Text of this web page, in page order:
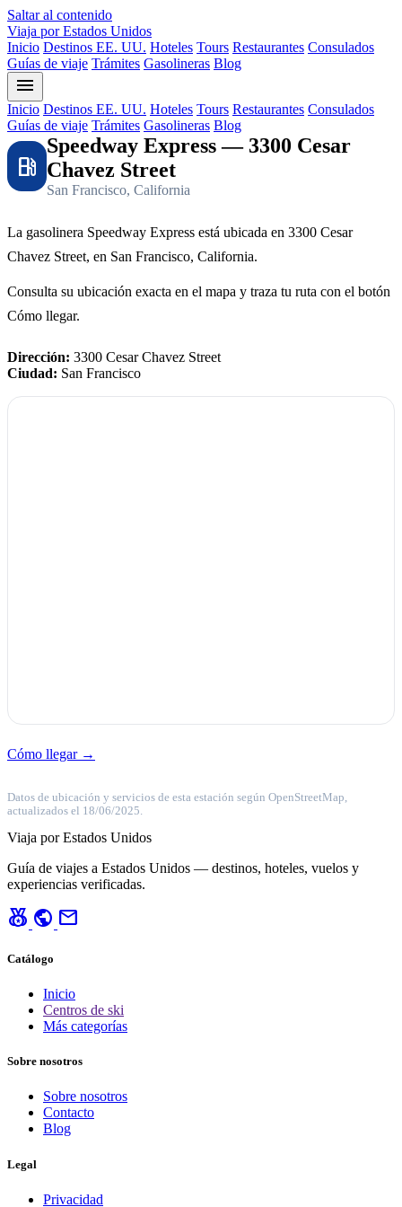
Saltar al contenido
Viaja por Estados Unidos
Inicio Destinos EE. UU. Hoteles Tours Restaurantes Consulados
Guías de viaje Trámites Gasolineras Blog
menu
Inicio Destinos EE. UU. Hoteles Tours Restaurantes Consulados
Guías de viaje Trámites Gasolineras Blog
local_gas_station
Speedway Express — 3300 Cesar
Chavez Street
San Francisco, California
La gasolinera Speedway Express está ubicada en 3300 Cesar
Chavez Street, en San Francisco, California.
Consulta su ubicación exacta en el mapa y traza tu ruta con el botón
Cómo llegar.
Dirección: 3300 Cesar Chavez Street
Ciudad: San Francisco
Cómo llegar →
Datos de ubicación y servicios de esta estación según OpenStreetMap,
actualizados el 18/06/2025.
Viaja por Estados Unidos
Guía de viajes a Estados Unidos — destinos, hoteles, vuelos y
experiencias verificadas.
social_leaderboard public mail
Catálogo
Inicio
Centros de ski
Más categorías
Sobre nosotros
Sobre nosotros
Contacto
Blog
Legal
Privacidad